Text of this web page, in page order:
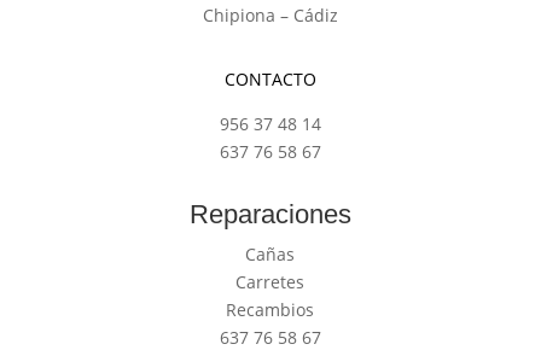
Chipiona – Cádiz
CONTACTO
956 37 48 14
637 76 58 67
Reparaciones
Cañas
Carretes
Recambios
637 76 58 67